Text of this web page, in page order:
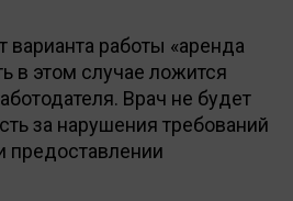
варианта работы «аренда
в этом случае ложится
Врач не будет
за нарушения требований
предоставлении